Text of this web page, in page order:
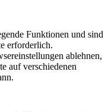
Funktionen und sind
erforderlich.
ablehnen,
auf verschiedenen